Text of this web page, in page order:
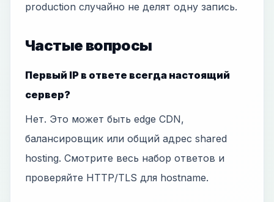
production случайно не делят одну запись.
Частые вопросы
Первый IP в ответе всегда настоящий
сервер?
Нет. Это может быть edge CDN,
балансировщик или общий адрес shared
hosting. Смотрите весь набор ответов и
проверяйте HTTP/TLS для hostname.